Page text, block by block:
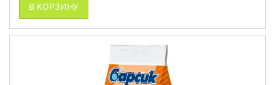
В КОРЗИНУ